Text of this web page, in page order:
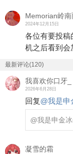
Memorian岭南
2024年12月15日
各位有要投稿
机之后看到会
最新评论(120)
我喜欢你口牙_
2026年6月28日
回复@我是申
@我是申金
凝雪的霜